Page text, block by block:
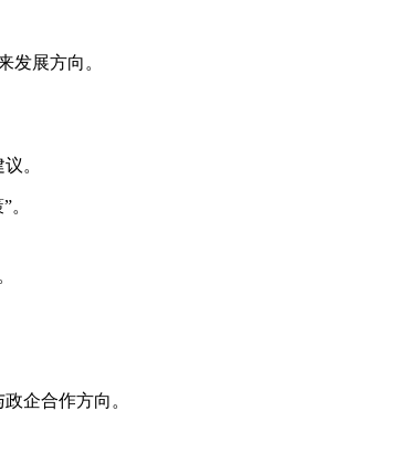
发展方向。
。
。
企合作方向。